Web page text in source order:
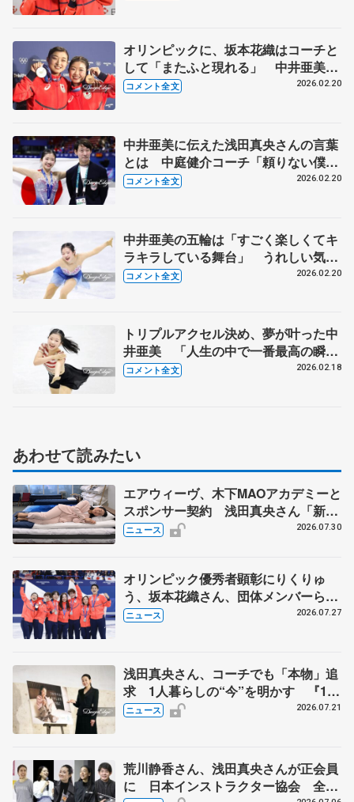
オリンピックに、坂本花織はコーチと
して「またふと現れる」 中井亜美は
「あと2回出られるよう頑張りたい」
コメント全文 2026.02.20
中井亜美に伝えた浅田真央さんの言葉
とは 中庭健介コーチ「頼りない僕を
信じてやってきてくれた」 【ミラノ
コメント全文 2026.02.20
中井亜美の五輪は「すごく楽しくてキ
ラキラしている舞台」 うれしい気持
ちでいっぱい【ミラノ五輪女子フリー
コメント全文 2026.02.20
トリプルアクセル決め、夢が叶った中
井亜美 「人生の中で一番最高の瞬
間」【ミラノ五輪女子SP後】
コメント全文 2026.02.18
あわせて読みたい
エアウィーヴ、木下MAOアカデミーと
スポンサー契約 浅田真央さん「新た
な挑戦にも寄り添っていただけること
ニュース 2026.07.30
オリンピック優秀者顕彰にりくりゅ
う、坂本花織さん、団体メンバーら
8月7日に文科省が表彰式、ブルーノ・
ニュース 2026.07.27
浅田真央さん、コーチでも「本物」追
求 1人暮らしの“今”を明かす 『1秒
タオル』ホットマンのブランドアンバ
ニュース 2026.07.21
荒川静香さん、浅田真央さんが正会員
に 日本インストラクター協会 全日